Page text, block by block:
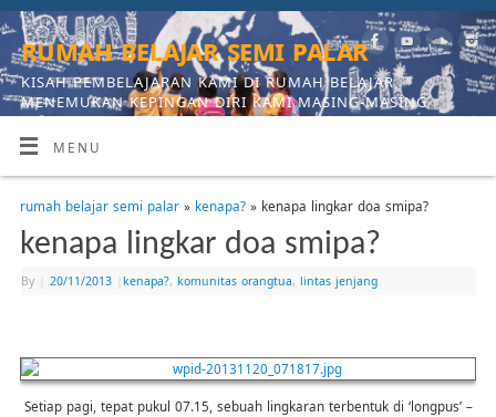
rumah belajar semi palar
KISAH PEMBELAJARAN KAMI DI RUMAH BELAJAR,
MENEMUKAN KEPINGAN DIRI KAMI MASING-MASING
MENU
rumah belajar semi palar» kenapa?» kenapa lingkar doa smipa?
kenapa lingkar doa smipa?
By 20/11/2013 kenapa?, komunitas orangtua, lintas jenjang
Setiap pagi, tepat pukul 07.15, sebuah lingkaran terbentuk di ‘longpus’ –